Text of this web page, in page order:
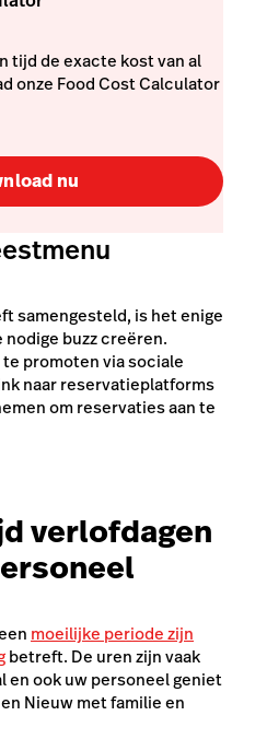
tijd de exacte kost van al
onze Food Cost Calculator
nu
samengesteld, is het enige
nodige buzz creëren.
promoten via sociale
naar reservatieplatforms
om reservaties aan te
verlofdagen
moeilijke periode zijn
betreft. De uren zijn vaak
en ook uw personeel geniet
Nieuw met familie en